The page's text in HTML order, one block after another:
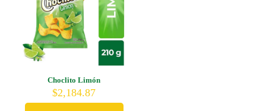
Choclito Limón
$2,184.87